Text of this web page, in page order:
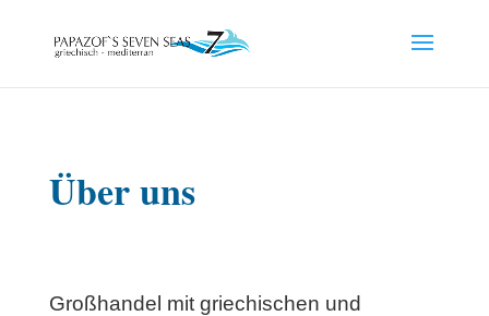
Über uns
Großhandel mit griechischen und